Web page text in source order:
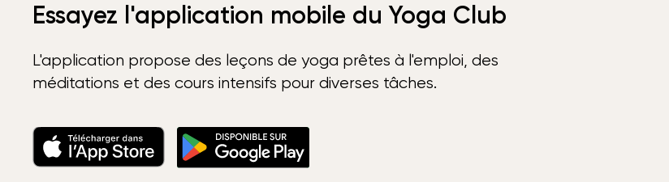
Essayez l'application mobile du Yoga Club
L'application propose des leçons de yoga prêtes à l'emploi, des
méditations et des cours intensifs pour diverses tâches.